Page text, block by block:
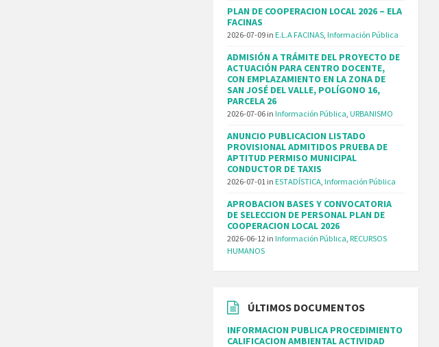
PLAN DE COOPERACION LOCAL 2026 – ELA
FACINAS
2026-07-09 inE.L.A FACINAS ,Información Pública
ADMISIÓN A TRÁMITE DEL PROYECTO DE
ACTUACIÓN PARA CENTRO DOCENTE,
CON EMPLAZAMIENTO EN LA ZONA DE
SAN JOSÉ DEL VALLE, POLÍGONO 16,
PARCELA 26
2026-07-06 inInformación Pública ,URBANISMO
ANUNCIO PUBLICACION LISTADO
PROVISIONAL ADMITIDOS PRUEBA DE
APTITUD PERMISO MUNICIPAL
CONDUCTOR DE TAXIS
2026-07-01 inESTADÍSTICA ,Información Pública
APROBACION BASES Y CONVOCATORIA
DE SELECCION DE PERSONAL PLAN DE
COOPERACION LOCAL 2026
2026-06-12 inInformación Pública ,RECURSOS
HUMANOS
ÚLTIMOS DOCUMENTOS
INFORMACION PUBLICA PROCEDIMIENTO
CALIFICACION AMBIENTAL ACTIVIDAD